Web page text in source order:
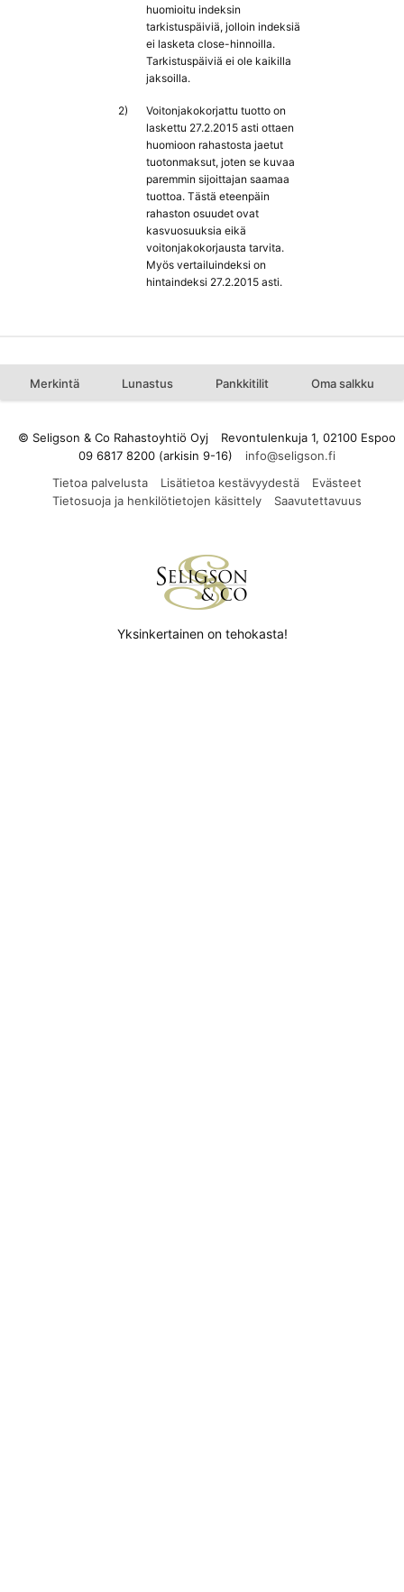
huomioitu indeksin
tarkistuspäiviä, jolloin indeksiä
ei lasketa close-hinnoilla.
Tarkistuspäiviä ei ole kaikilla
jaksoilla.
2)
Voitonjakokorjattu tuotto on
laskettu 27.2.2015 asti ottaen
huomioon rahastosta jaetut
tuotonmaksut, joten se kuvaa
paremmin sijoittajan saamaa
tuottoa. Tästä eteenpäin
rahaston osuudet ovat
kasvuosuuksia eikä
voitonjakokorjausta tarvita.
Myös vertailuindeksi on
hintaindeksi 27.2.2015 asti.
Merkintä Lunastus Pankkitilit Oma salkku
© Seligson & Co Rahastoyhtiö Oyj
Revontulenkuja 1, 02100 Espoo
09 6817 8200 (arkisin 9-16)
Tietoa palvelusta
Lisätietoa kestävyydestä
Evästeet
Tietosuoja ja henkilötietojen käsittely
Saavutettavuus
Yksinkertainen on tehokasta!